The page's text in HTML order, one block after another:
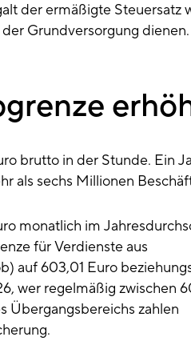
der ermäßigte Steuersatz
Grundversorgung
brutto in der Stunde. Ein
als sechs Millionen
monatlich im
für Verdienste aus
auf 603,01 Euro
wer regelmäßig zwischen
Übergangsbereichs zahlen